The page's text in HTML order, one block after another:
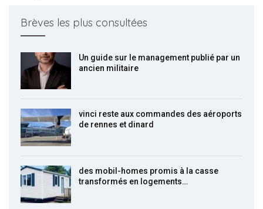
Brèves les plus consultées
Un guide sur le management publié par un
ancien militaire
vinci reste aux commandes des aéroports
de rennes et dinard
des mobil-homes promis à la casse
transformés en logements…